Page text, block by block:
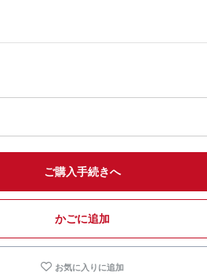
ご購入手続きへ
かごに追加
お気に入りに追加